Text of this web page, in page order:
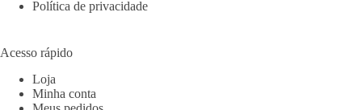
Política de privacidade
Acesso rápido
Loja
Minha conta